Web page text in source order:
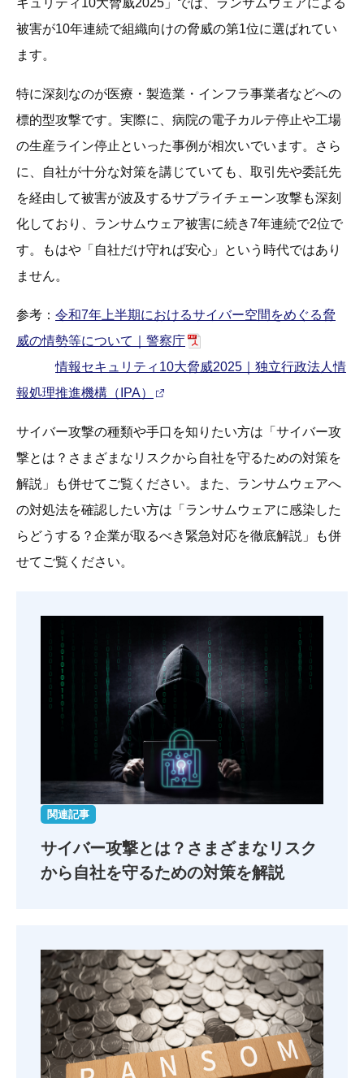
キュリティ10大脅威2025」では、ランサムウェアによる
被害が10年連続で組織向けの脅威の第1位に選ばれてい
ます。
特に深刻なのが医療・製造業・インフラ事業者などへの
標的型攻撃です。実際に、病院の電子カルテ停止や工場
の生産ライン停止といった事例が相次いでいます。さら
に、自社が十分な対策を講じていても、取引先や委託先
を経由して被害が波及するサプライチェーン攻撃も深刻
化しており、ランサムウェア被害に続き7年連続で2位で
す。もはや「自社だけ守れば安心」という時代ではあり
ません。
参考： 令和7年上半期におけるサイバー空間をめぐる脅
威の情勢等について｜警察庁
情報セキュリティ10大脅威2025｜独立行政法人情
報処理推進機構（IPA）
サイバー攻撃の種類や手口を知りたい方は「サイバー攻
撃とは？さまざまなリスクから自社を守るための対策を
解説」も併せてご覧ください。また、ランサムウェアへ
の対処法を確認したい方は「ランサムウェアに感染した
らどうする？企業が取るべき緊急対応を徹底解説」も併
せてご覧ください。
関連記事
サイバー攻撃とは？ さまざまなリスク
から自社を守るための対策を解説